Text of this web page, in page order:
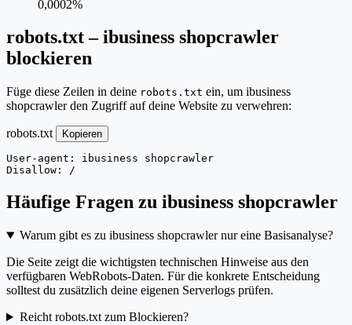
0,0002%
robots.txt – ibusiness shopcrawler
blockieren
Füge diese Zeilen in deine robots.txt ein, um ibusiness
shopcrawler den Zugriff auf deine Website zu verwehren:
robots.txt Kopieren
User-agent: ibusiness shopcrawler
Disallow: /
Häufige Fragen zu ibusiness shopcrawler
Warum gibt es zu ibusiness shopcrawler nur eine Basisanalyse?
Die Seite zeigt die wichtigsten technischen Hinweise aus den
verfügbaren WebRobots-Daten. Für die konkrete Entscheidung
solltest du zusätzlich deine eigenen Serverlogs prüfen.
Reicht robots.txt zum Blockieren?